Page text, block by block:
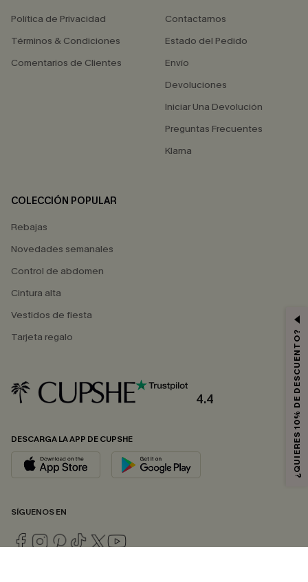
Política de Privacidad
Términos & Condiciones
Comentarios de Clientes
Contactarnos
Estado del Pedido
Envío
Devoluciones
Iniciar Una Devolución
Preguntas Frecuentes
Klarna
COLECCIÓN POPULAR
Rebajas
Novedades semanales
Control de abdomen
Cintura alta
Vestidos de fiesta
Tarjeta regalo
4.4
DESCARGA LA APP DE CUPSHE
SÍGUENOS EN
¿QUIERES 10% DE DESCUENTO?